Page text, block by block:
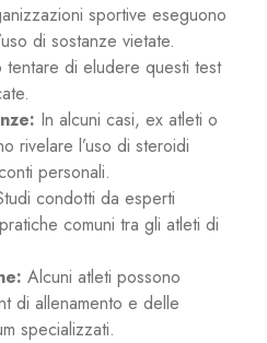
sportive eseguono
di sostanze vietate.
tentare di eludere questi test
In alcuni casi, ex atleti o
rivelare l’uso di steroidi
personali.
condotti da esperti
comuni tra gli atleti di
Alcuni atleti possono
di allenamento e delle
specializzati.